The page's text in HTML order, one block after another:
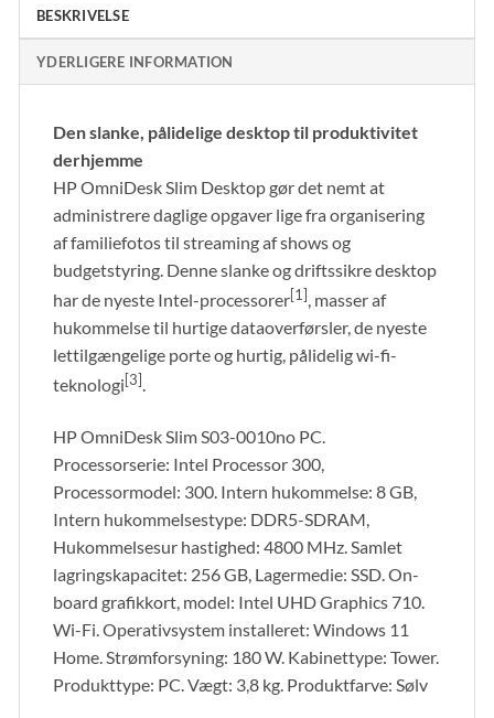
BESKRIVELSE
YDERLIGERE INFORMATION
Den slanke, pålidelige desktop til produktivitet
derhjemme
HP OmniDesk Slim Desktop gør det nemt at
administrere daglige opgaver lige fra organisering
af familiefotos til streaming af shows og
budgetstyring. Denne slanke og driftssikre desktop
har de nyeste Intel-processorer[1], masser af
hukommelse til hurtige dataoverførsler, de nyeste
lettilgængelige porte og hurtig, pålidelig wi-fi-
teknologi[3].
HP OmniDesk Slim S03-0010no PC.
Processorserie: Intel Processor 300,
Processormodel: 300. Intern hukommelse: 8 GB,
Intern hukommelsestype: DDR5-SDRAM,
Hukommelsesur hastighed: 4800 MHz. Samlet
lagringskapacitet: 256 GB, Lagermedie: SSD. On-
board grafikkort, model: Intel UHD Graphics 710.
Wi-Fi. Operativsystem installeret: Windows 11
Home. Strømforsyning: 180 W. Kabinettype: Tower.
Produkttype: PC. Vægt: 3,8 kg. Produktfarve: Sølv